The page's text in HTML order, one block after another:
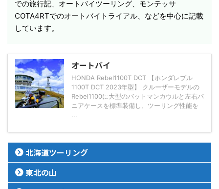
での旅行記、オートバイツーリング、モンテッサ
COTA4RTでのオートバイトライアル、などを中心に記載
しています。
オートバイ
HONDA Rebel1100T DCT 【ホンダレブル
1100T DCT 2023年型】 クルーザーモデルの
Rebel1100に大型のバットマンカウルと左右パ
ニアケースを標準装備し、ツーリング性能を
...
北海道ツーリング
東北の山